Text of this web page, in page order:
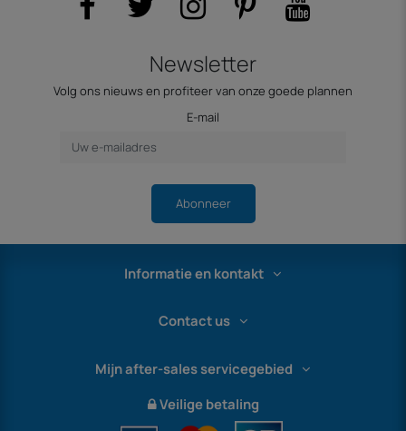
Newsletter
Volg ons nieuws en profiteer van onze goede plannen
E-mail
Abonneer
Informatie en kontakt
Contact us
Mijn after-sales servicegebied
Veilige betaling